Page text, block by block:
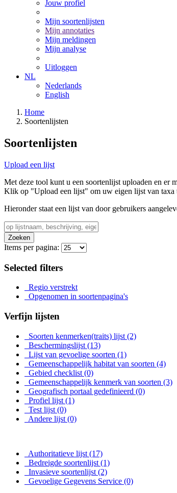
Jouw profiel
Mijn soortenlijsten
Mijn annotaties
Mijn meldingen
Mijn analyse
Uitloggen
NL
Nederlands
English
Home
Soortenlijsten
Soortenlijsten
Upload een lijst
Met deze tool kunt u een soortenlijst uploaden en er
Klik op "Upload een lijst" om uw eigen lijst van taxa
Hieronder staat een lijst van door gebruikers
Zoeken
Items per pagina:
Selected filters
Regio verstrekt
Opgenomen in soortenpagina's
Verfijn lijsten
Soorten kenmerken(traits) lijst (2)
Beschermingslijst (13)
Lijst van gevoelige soorten (1)
Gemeenschappelijk habitat van soorten (4)
Gebied checklist (0)
Gemeenschappelijk kenmerk van soorten (3)
Geografisch portaal gedefinieerd (0)
Profiel lijst (1)
Test lijst (0)
Andere lijst (0)
Authoritatieve lijst (17)
Bedreigde soortenlijst (1)
Invasieve soortenlijst (2)
Gevoelige Gegevens Service (0)